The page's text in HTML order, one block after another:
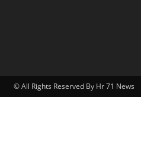
© All Rights Reserved By Hr 71 News